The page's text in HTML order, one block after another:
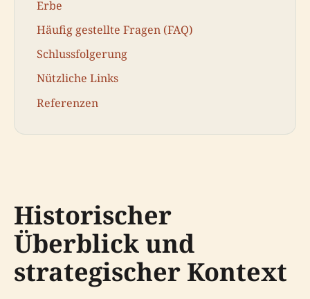
Erbe
Häufig gestellte Fragen (FAQ)
Schlussfolgerung
Nützliche Links
Referenzen
Historischer
Überblick und
strategischer Kontext